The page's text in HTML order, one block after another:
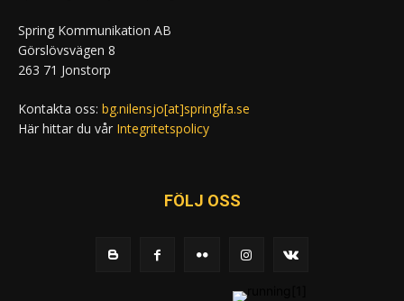
Spring Kommunikation AB
Görslövsvägen 8
263 71 Jonstorp
Kontakta oss: bg.nilensjo[at]springlfa.se
Här hittar du vår Integritetspolicy
FÖLJ OSS